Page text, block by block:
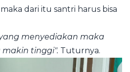
dari itu santri harus bisa
menyediakan maka
makin tinggi". Tuturnya.